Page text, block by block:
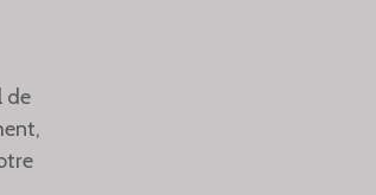
de